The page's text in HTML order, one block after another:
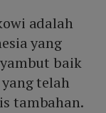
adalah
yang
baik
telah
tambahan.